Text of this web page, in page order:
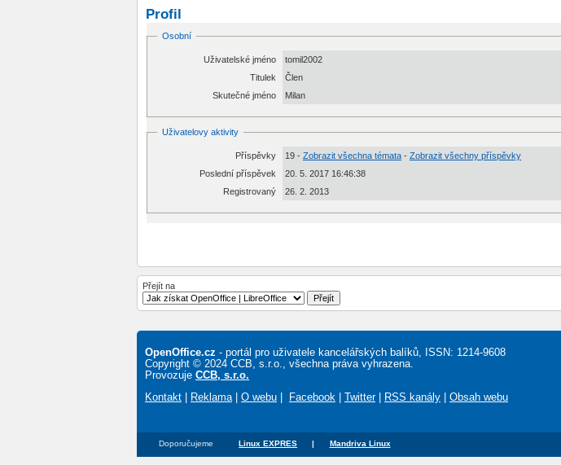
Profil
Osobní
Uživatelské jméno
tomil2002
Titulek
Člen
Skutečné jméno
Milan
Uživatelovy aktivity
Příspěvky 19 - Zobrazit všechna témata - Zobrazit všechny příspěvky
Poslední příspěvek
20. 5. 2017 16:46:38
Registrovaný
26. 2. 2013
Přejít na
OpenOffice.cz - portál pro uživatele kancelářských balíků, ISSN: 1214-9608
Copyright © 2024 CCB, s.r.o., všechna práva vyhrazena.
Provozuje CCB, s.r.o.
Kontakt
Reklama O webu Facebook Twitter| RSS kanály Obsah webu
Doporučujeme Linux EXPRES | Mandriva Linux